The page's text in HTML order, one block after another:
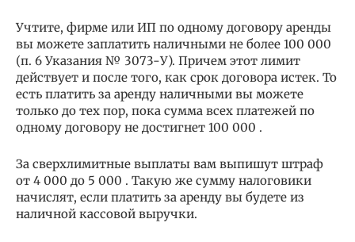
Учтите, фирме или ИП по одному договору аренды
вы можете заплатить наличными не более 100 000
(п. 6 Указания № 3073-У). Причем этот лимит
действует и после того, как срок договора истек. То
есть платить за аренду наличными вы можете
только до тех пор, пока сумма всех платежей по
одному договору не достигнет 100 000 .
За сверхлимитные выплаты вам выпишут штраф
от 4 000 до 5 000 . Такую же сумму налоговики
начислят, если платить за аренду вы будете из
наличной кассовой выручки.